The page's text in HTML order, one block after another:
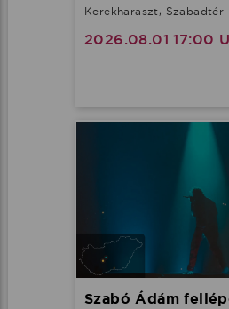
Kerekharaszt, Szabadtér
2026.08.01 17:00
Szabó Ádám